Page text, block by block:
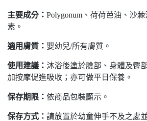
主要成分： Polygonum、荷荷芭油、沙
素。
適用膚質： 嬰幼兒/所有膚質。
使用建議： 沐浴後塗於臉部、身體及臀
加按摩促進吸收；亦可做平日保養。
保存期限： 依商品包裝顯示。
保存方式： 請放置於幼童伸手不及之處